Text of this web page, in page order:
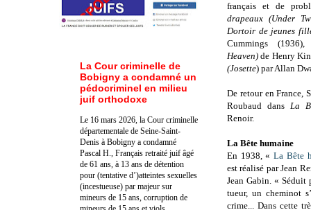
français et de
drapeaux (Under
Dortoir de jeunes
Cummings
Heaven) de Henry
(Josette) par Allan
De retour en France,
Roubaud dans La
Renoir.
La Bête humaine
En 1938, «La Bête
est réalisé par Jean
Jean Gabin. « Séduit
tueur, un cheminot
crime... Dans cette
La Cour criminelle de
Bobigny a condamné un
pédocriminel en milieu
juif orthodoxe
Le 16 mars 2026, la Cour criminelle
départementale de Seine-Saint-
Denis à Bobigny a condamné
Pascal H., Français retraité juif âgé
de 61 ans, à 13 ans de détention
pour (tentative d’)atteintes sexuelles
(incestueuse) par majeur sur
mineurs de 15 ans, corruption de